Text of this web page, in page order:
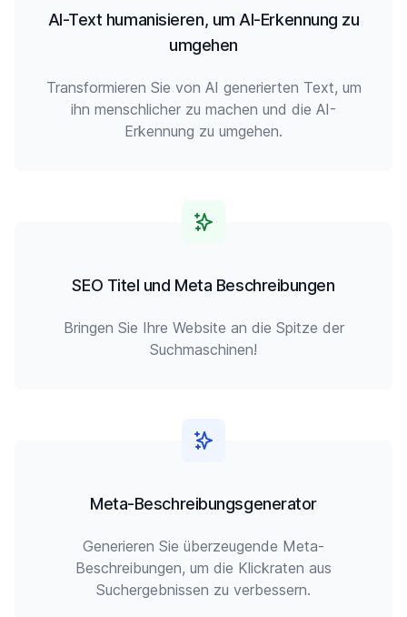
AI-Text humanisieren, um AI-Erkennung zu
umgehen
Transformieren Sie von AI generierten Text, um
ihn menschlicher zu machen und die AI-
Erkennung zu umgehen.
SEO Titel und Meta Beschreibungen
Bringen Sie Ihre Website an die Spitze der
Suchmaschinen!
Meta-Beschreibungsgenerator
Generieren Sie überzeugende Meta-
Beschreibungen, um die Klickraten aus
Suchergebnissen zu verbessern.